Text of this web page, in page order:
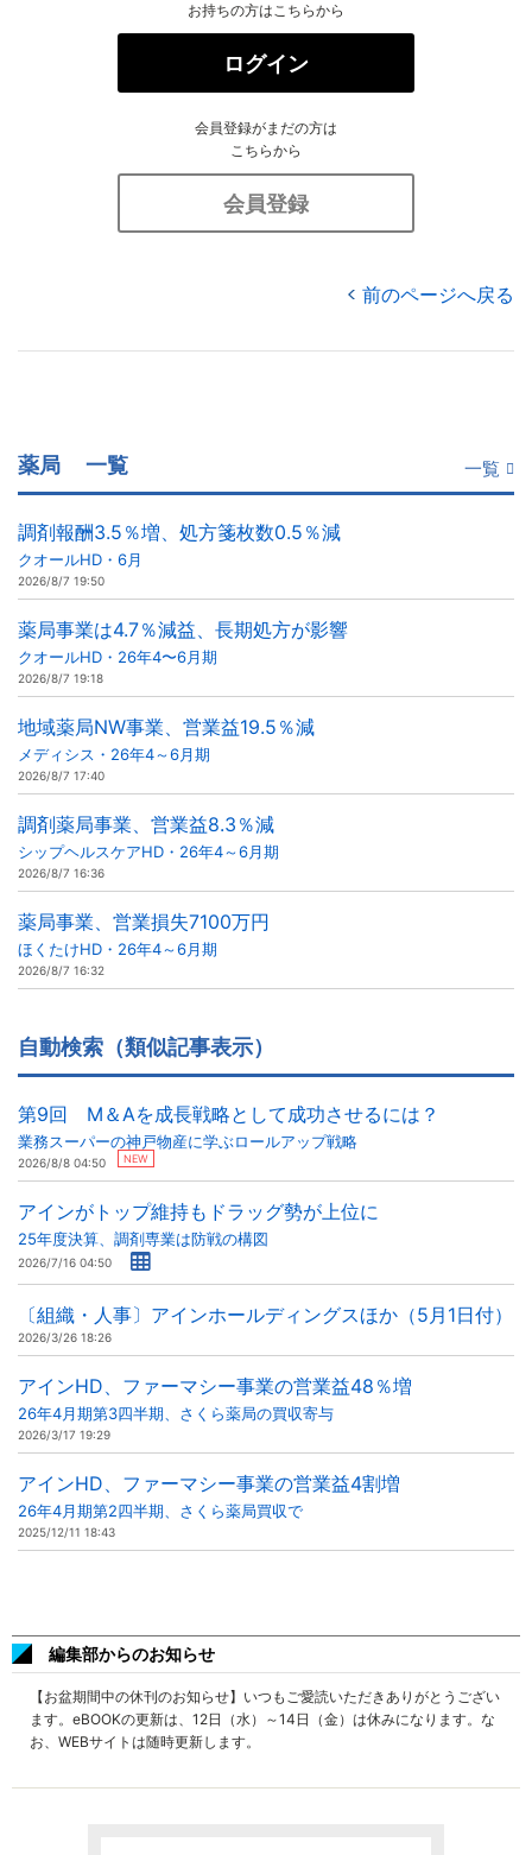
お持ちの方はこちらから
ログイン
会員登録がまだの方は
こちらから
会員登録
前のページへ戻る
薬局 一覧 一覧
調剤報酬3.5％増、処方箋枚数0.5％減
クオールHD・6月
2026/8/7 19:50
薬局事業は4.7％減益、長期処方が影響
クオールHD・26年4〜6月期
2026/8/7 19:18
地域薬局NW事業、営業益19.5％減
メディシス・26年4～6月期
2026/8/7 17:40
調剤薬局事業、営業益8.3％減
シップヘルスケアHD・26年4～6月期
2026/8/7 16:36
薬局事業、営業損失7100万円
ほくたけHD・26年4～6月期
2026/8/7 16:32
自動検索（類似記事表示）
第9回 M＆Aを成長戦略として成功させるには？
業務スーパーの神戸物産に学ぶロールアップ戦略
2026/8/8 04:50 NEW
アインがトップ維持もドラッグ勢が上位に
25年度決算、調剤専業は防戦の構図
2026/7/16 04:50
〔組織・人事〕アインホールディングスほか（5月1日付）
2026/3/26 18:26
アインHD、ファーマシー事業の営業益48％増
26年4月期第3四半期、さくら薬局の買収寄与
2026/3/17 19:29
アインHD、ファーマシー事業の営業益4割増
26年4月期第2四半期、さくら薬局買収で
2025/12/11 18:43
編集部からのお知らせ
【お盆期間中の休刊のお知らせ】いつもご愛読いただきありがとうござい
ます。eBOOKの更新は、12日（水）～14日（金）は休みになります。な
お、WEBサイトは随時更新します。